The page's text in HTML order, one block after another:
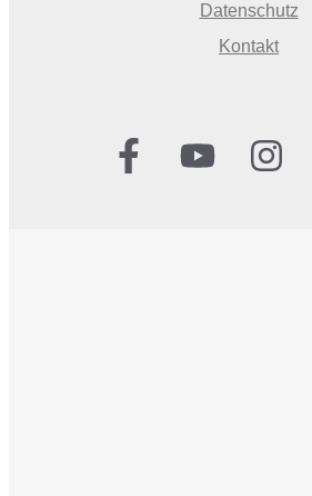
Datenschutz
Kontakt